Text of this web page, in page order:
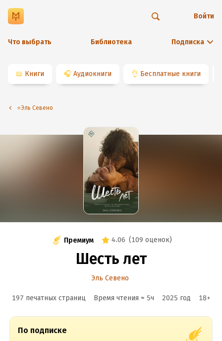
Что выбрать Библиотека Подписка
Войти
📖 Книги 🎧 Аудиокниги 👌 Бесплатные книги
⭐️Эль Севено
Премиум 4.06 (109 оценок)
Шесть лет
Эль Севено
197 печатных страниц Время чтения ≈ 5ч 2025 год 18+
По подписке